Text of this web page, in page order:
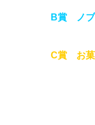
B賞 ノブ
C賞 お菓